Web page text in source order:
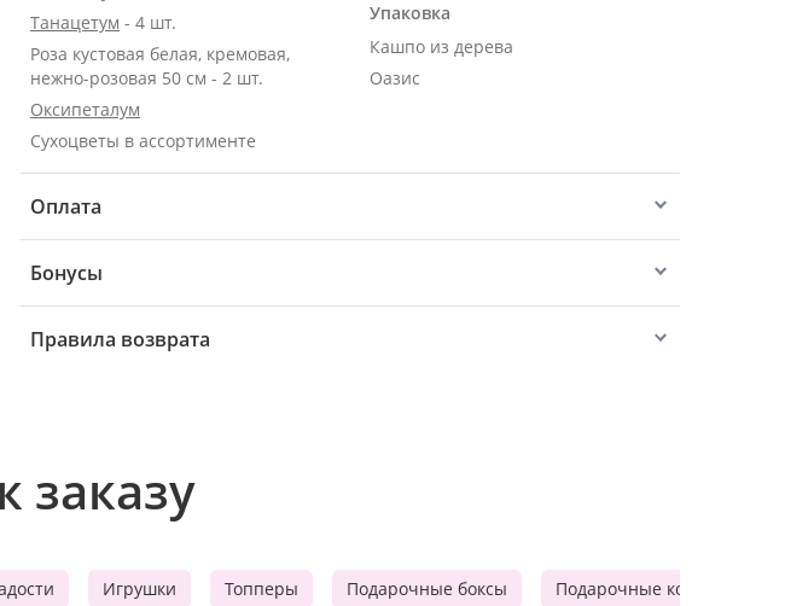
Танацетум - 4 шт.
Роза кустовая белая, кремовая,
нежно-розовая 50 см - 2 шт.
Оксипеталум
Сухоцветы в ассортименте
Упаковка
Кашпо из дерева
Оазис
Оплата
Бонусы
Правила возврата
заказу
Игрушки Топперы Подарочные боксы Подарочные корзины